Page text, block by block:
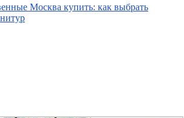
Москва купить: как выбрать